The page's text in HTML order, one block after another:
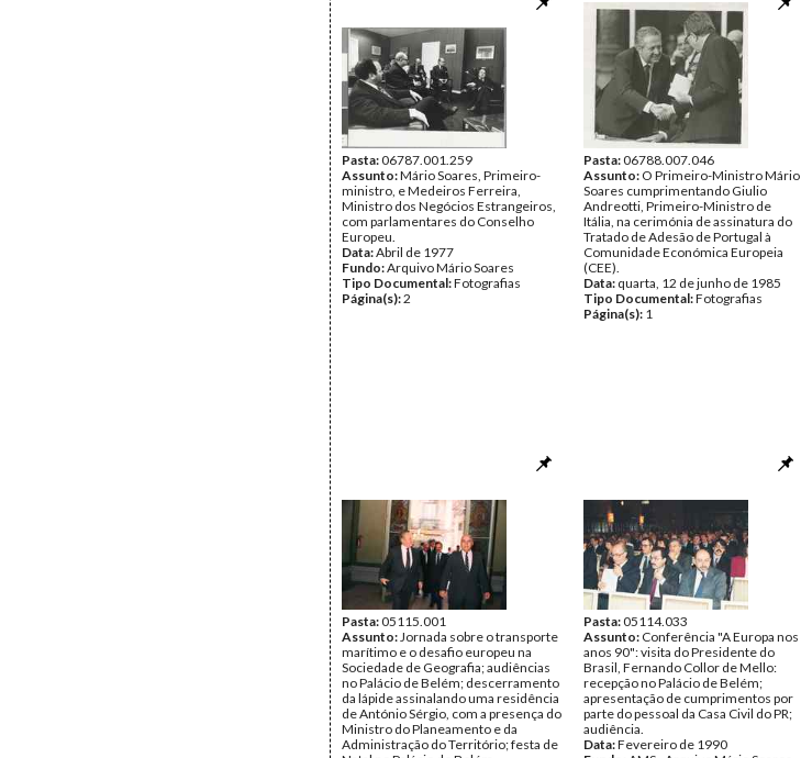
Pasta:06787.001.259
Assunto:Mário Soares, Primeiro-
ministro, e Medeiros Ferreira,
Ministro dos Negócios Estrangeiros,
com parlamentares do Conselho
Europeu.
Data:Abril de 1977
Fundo:Arquivo Mário Soares
Tipo Documental:Fotografias
Página(s):2
Pasta:06788.007.046
Assunto: O Primeiro-Ministro Mário
Soares cumprimentando Giulio
Andreotti, Primeiro-Ministro de
Itália, na cerimónia de assinatura do
Tratado de Adesão de Portugal à
Comunidade Económica Europeia
(CEE).
Data: quarta, 12 de junho de 1985
Tipo Documental:Fotografias
Página(s): 1
Pasta:05115.001
Assunto:Jornada sobre o transporte
marítimo e o desafio europeu na
Sociedade de Geografia; audiências
no Palácio de Belém; descerramento
da lápide assinalando uma residência
de António Sérgio, com a presença do
Ministro do Planeamento e da
Administração do Território; festa de
Pasta:05114.033
Assunto: Conferência "A Europa nos
anos 90": visita do Presidente do
Brasil, Fernando Collor de Mello:
recepção no Palácio de Belém;
apresentação de cumprimentos por
parte do pessoal da Casa Civil do PR;
audiência.
Data:Fevereiro de 1990